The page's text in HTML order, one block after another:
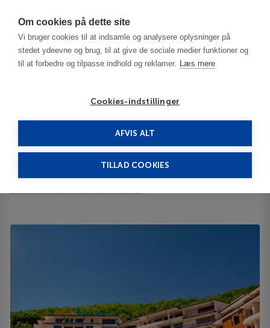
Om cookies på dette site
Vi bruger cookies til at indsamle og analysere oplysninger på
stedet ydeevne og brug, til at give de sociale medier funktioner og
til at forbedre og tilpasse indhold og reklamer. Læs mere
Cookies-indstillinger
AFVIS ALT
TILLAD COOKIES
Berlin Park Vitosha 4****
Berlin Park Vitosha